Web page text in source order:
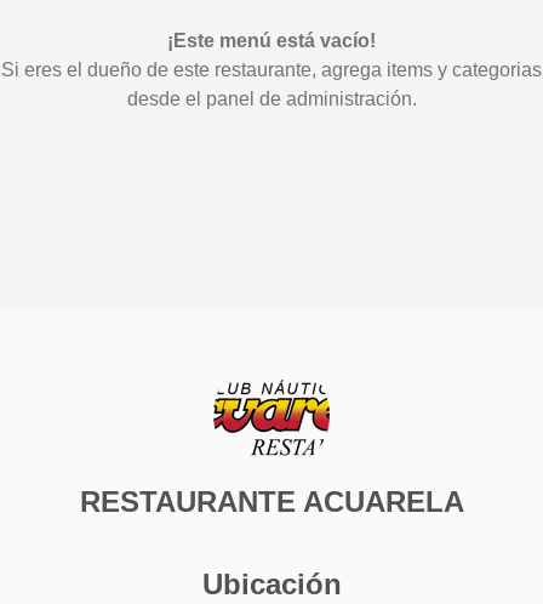
¡Este menú está vacío!
Si eres el dueño de este restaurante, agrega items y categorias
desde el panel de administración.
RESTAURANTE ACUARELA
Ubicación